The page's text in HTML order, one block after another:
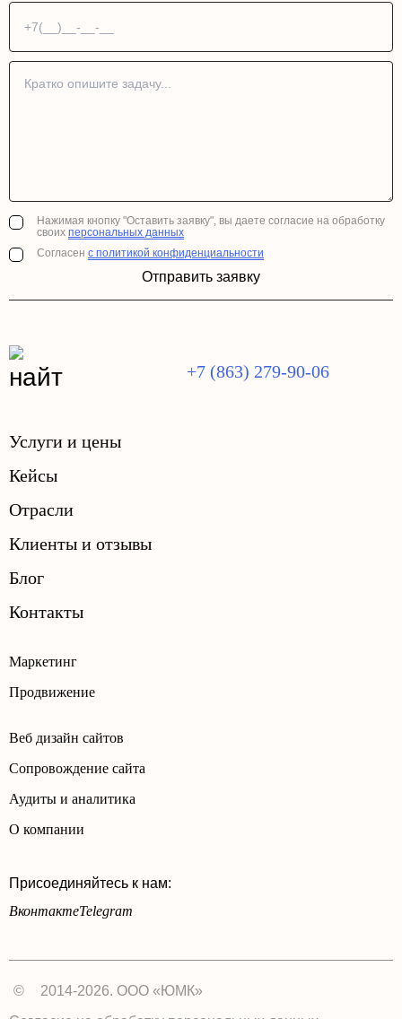
Нажимая кнопку "Оставить заявку", вы даете согласие на обработку
своих персональных данных
Согласен с политикой конфиденциальности
Отправить заявку
+7 (863) 279-90-06
Маркетинг
Продвижение
Веб дизайн сайтов
Сопровождение сайта
Аудиты и аналитика
О компании
Присоединяйтесь к нам:
ВконтактеTelegram
Услуги и цены
Кейсы
Отрасли
Клиенты и отзывы
Блог
Контакты
©
2014-2026. ООО «ЮМК»